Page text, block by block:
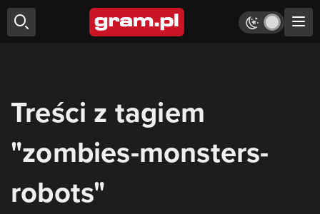
Treści z tagiem
"zombies-monsters-
robots"